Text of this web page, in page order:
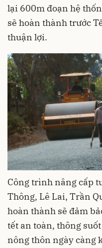
lại 600m đoạn hệ
sẽ hoàn thành trước
thuận lợi.
Công trình nâng cấp
Thông, Lê Lai, Trần
hoàn thành sẽ đảm
tết an toàn, thông
nông thôn ngày càng